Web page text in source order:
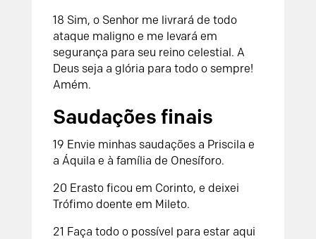
18 Sim, o Senhor me livrará de todo
ataque maligno e me levará em
segurança para seu reino celestial. A
Deus seja a glória para todo o sempre!
Amém.
Saudações finais
19 Envie minhas saudações a Priscila e
a Áquila e à família de Onesíforo.
20 Erasto ficou em Corinto, e deixei
Trófimo doente em Mileto.
21 Faça todo o possível para estar aqui